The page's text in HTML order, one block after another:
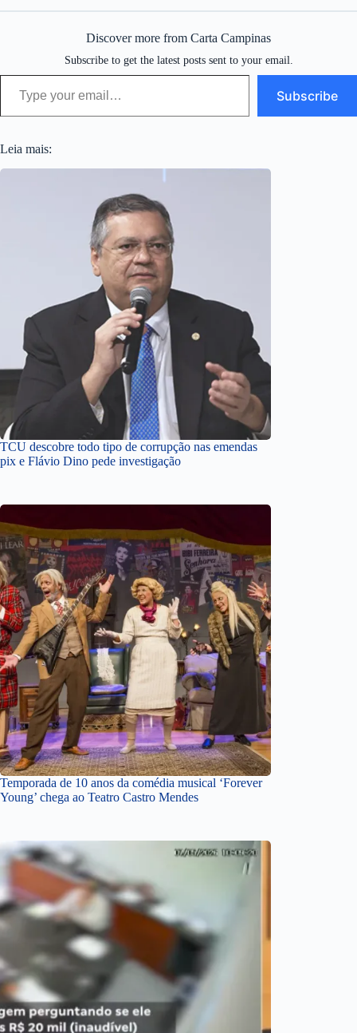
Discover more from Carta Campinas
Subscribe to get the latest posts sent to your email.
Type your email…
Subscribe
Leia mais:
TCU descobre todo tipo de corrupção nas emendas
pix e Flávio Dino pede investigação
Temporada de 10 anos da comédia musical ‘Forever
Young’ chega ao Teatro Castro Mendes